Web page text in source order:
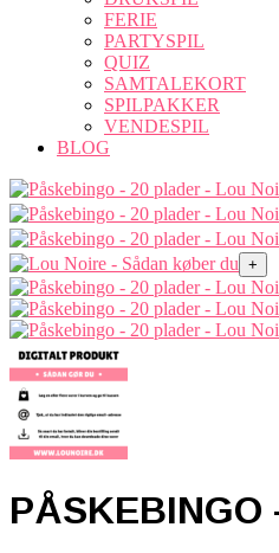
FERIE
PARTYSPIL
QUIZ
SAMTALEKORT
SPILPAKKER
VENDESPIL
BLOG
+
PÅSKEBINGO